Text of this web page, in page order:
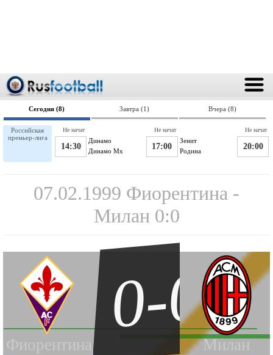
Сегодня (8) Завтра (1) Вчера (8)
Российская
премьер-лига
Динамо
14:30 Динамо Мх
Не начат
Зенит
17:00 Родина
Не начат
20:00
Не начат
07.02.1999 Фиорентина -
Милан 0:0
Фиорентина Милан
0-0